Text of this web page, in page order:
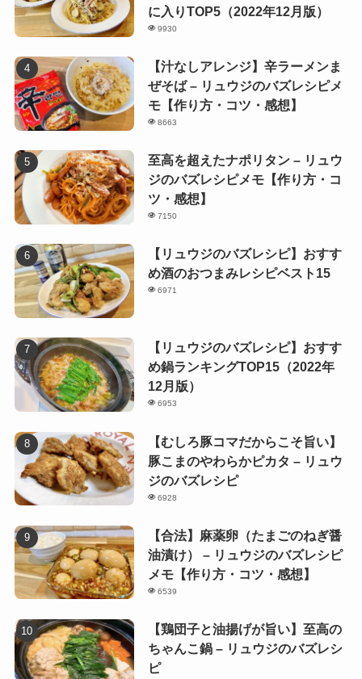
に入りTOP5（2022年12月版）
9930
【汁なしアレンジ】辛ラーメンま
ぜそば – リュウジのバズレシピメ
モ【作り方・コツ・感想】
8663
至高を超えたナポリタン – リュウ
ジのバズレシピメモ【作り方・コ
ツ・感想】
7150
【リュウジのバズレシピ】おすす
め酒のおつまみレシピベスト15
6971
【リュウジのバズレシピ】おすす
め鍋ランキングTOP15（2022年
12月版）
6953
【むしろ豚コマだからこそ旨い】
豚こまのやわらかピカタ – リュウ
ジのバズレシピ
6928
【合法】麻薬卵（たまごのねぎ醤
油漬け） – リュウジのバズレシピ
メモ【作り方・コツ・感想】
6539
【鶏団子と油揚げが旨い】至高の
ちゃんこ鍋 – リュウジのバズレシ
ピ